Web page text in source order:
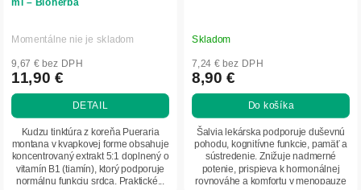
Momentálne nie je skladom
9,67 € bez DPH
11,90 €
DETAIL
Kudzu tinktúra z koreňa Pueraria
montana v kvapkovej forme obsahuje
koncentrovaný extrakt 5:1 doplnený o
vitamín B1 (tiamín), ktorý podporuje
normálnu funkciu srdca. Praktické...
Skladom
7,24 € bez DPH
8,90 €
Do košíka
Šalvia lekárska podporuje duševnú
pohodu, kognitívne funkcie, pamäť a
sústredenie. Znižuje nadmerné
potenie, prispieva k hormonálnej
rovnováhe a komfortu v menopauze